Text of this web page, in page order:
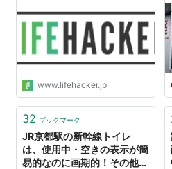
www.lifehacker.jp
32 ブックマーク
JR京都駅の新幹線トイレ
は、使用中・空きの表示が簡
易的なのに画期的！その他京